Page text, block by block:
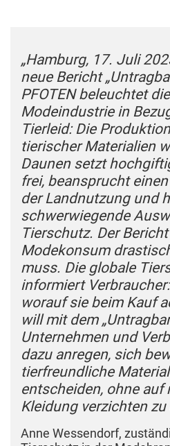
„Hamburg, 17. Juli
neue Bericht
PFOTEN beleuchtet
Modeindustrie in
Tierleid: Die
tierischer Materialien
Daunen setzt
frei, beansprucht
der Landnutzung und
schwerwiegende
Tierschutz. Der
Modekonsum
muss. Die globale
informiert
worauf sie beim Kauf
will mit dem
Unternehmen und
dazu anregen, sich
tierfreundliche
entscheiden, ohne auf
Kleidung verzichten
Anne Wessendorf,